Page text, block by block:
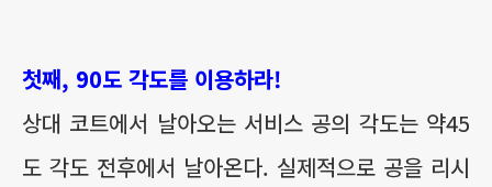
첫째, 90도 각도를 이용하라!
상대 코트에서 날아오는 서비스 공의 각도는 약45
도 각도 전후에서 날아온다. 실제적으로 공을 리시